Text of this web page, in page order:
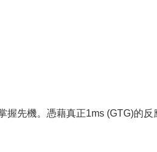
先機。憑藉真正1ms (GTG)的